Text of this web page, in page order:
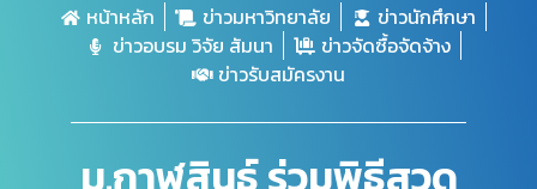
หน้าหลัก ข่าวมหาวิทยาลัย
ข่าวนักศึกษา
ข่าวอบรม วิจัย สัมนา
ข่าวจัดซื้อจัดจ้าง
ข่าวรับสมัครงาน
ม.กาฬสินธุ์ ร่วมพิธีสวด